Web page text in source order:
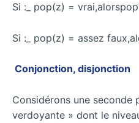
Si :_ pop(z) =
Si :_ pop(z) = assez
Conjonction, disjonction
Considérons une seconde
verdoyante » dont le